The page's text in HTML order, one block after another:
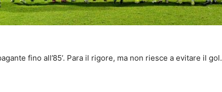
fino all’85’. Para il rigore, ma non riesce a evitare il gol.